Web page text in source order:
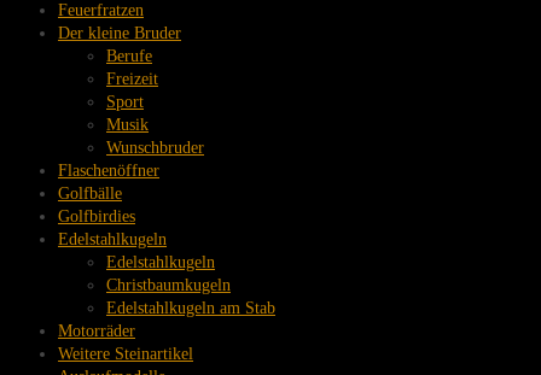
Feuerfratzen
Der kleine Bruder
Berufe
Freizeit
Sport
Musik
Wunschbruder
Flaschenöffner
Golfbälle
Golfbirdies
Edelstahlkugeln
Edelstahlkugeln
Christbaumkugeln
Edelstahlkugeln am Stab
Motorräder
Weitere Steinartikel